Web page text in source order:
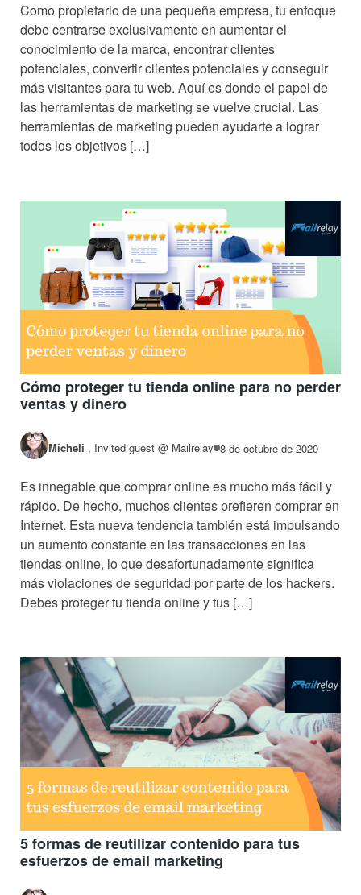
Como propietario de una pequeña empresa, tu enfoque
debe centrarse exclusivamente en aumentar el
conocimiento de la marca, encontrar clientes
potenciales, convertir clientes potenciales y conseguir
más visitantes para tu web. Aquí es donde el papel de
las herramientas de marketing se vuelve crucial. Las
herramientas de marketing pueden ayudarte a lograr
todos los objetivos […]
Cómo proteger tu tienda online para no perder
ventas y dinero
Micheli , Invited guest @ Mailrelay 8 de octubre de 2020
Es innegable que comprar online es mucho más fácil y
rápido. De hecho, muchos clientes prefieren comprar en
Internet. Esta nueva tendencia también está impulsando
un aumento constante en las transacciones en las
tiendas online, lo que desafortunadamente significa
más violaciones de seguridad por parte de los hackers.
Debes proteger tu tienda online y tus […]
5 formas de reutilizar contenido para tus
esfuerzos de email marketing